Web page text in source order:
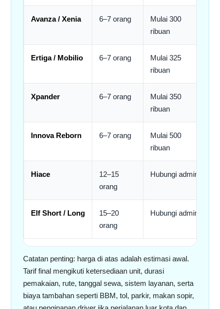
Avanza / Xenia 6–7 orang
Mulai 300
ribuan
Ertiga / Mobilio 6–7 orang
Mulai 325
ribuan
Xpander 6–7 orang
Mulai 350
ribuan
Innova Reborn 6–7 orang
Mulai 500
ribuan
Hiace
12–15
orang
Hubungi admin
Elf Short / Long
15–20
orang
Hubungi admin
Catatan penting: harga di atas adalah estimasi awal.
Tarif final mengikuti ketersediaan unit, durasi
pemakaian, rute, tanggal sewa, sistem layanan, serta
biaya tambahan seperti BBM, tol, parkir, makan sopir,